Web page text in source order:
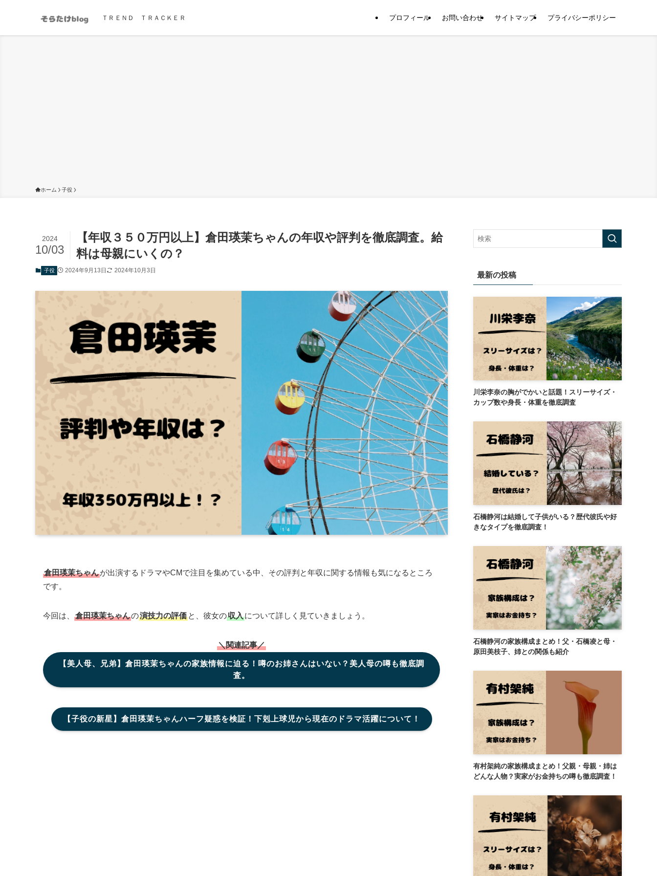
ＴＲＥＮＤ ＴＲＡＣＫＥＲ プロフィール お問い合わせ サイトマップ プライバシーポリシー
ホーム 子役
【年収３５０万円以上】倉田瑛茉ちゃんの年収や評判を徹底調査。給
料は母親にいくの？
2024
10/03
子役 2024年9月13日 2024年10月3日
倉田瑛茉ちゃんが出演するドラマやCMで注目を集めている中、その評判と年収に関する情報も気になるところ
です。
今回は、 倉田瑛茉ちゃんの演技力の評価 と、彼女の収入について詳しく見ていきましょう。
＼関連記事／
【美人母、兄弟】倉田瑛茉ちゃんの家族情報に迫る！噂のお姉さんはいない？美人母の噂も徹底調
査。
【子役の新星】倉田瑛茉ちゃんハーフ疑惑を検証！下剋上球児から現在のドラマ活躍について！
最新の投稿
川栄李奈の胸がでかいと話題！スリーサイズ・
カップ数や身長・体重を徹底調査
石橋静河は結婚して子供がいる？歴代彼氏や好
きなタイプを徹底調査！
石橋静河の家族構成まとめ！父・石橋凌と母・
原田美枝子、姉との関係も紹介
有村架純の家族構成まとめ！父親・母親・姉は
どんな人物？実家がお金持ちの噂も徹底調査！